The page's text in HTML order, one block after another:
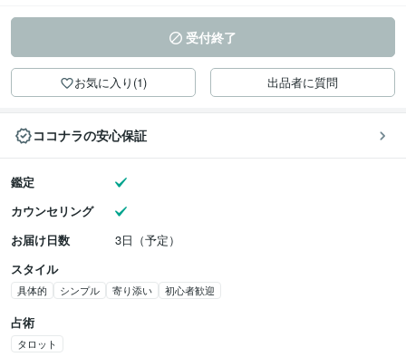
受付終了
お気に入り(1) 出品者に質問
ココナラの安心保証
鑑定
カウンセリング
お届け日数
3日（予定）
スタイル
具体的 シンプル 寄り添い 初心者歓迎
占術
タロット